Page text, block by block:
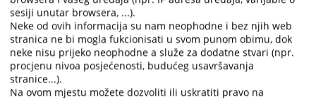
Odluka
119 PREGLEDA
sesiji unutar browsera, ...).
Neke od ovih informacija su nam neophodne i bez njih web
stranica ne bi mogla fukcionisati u svom punom obimu, dok
neke nisu prijeko neophodne a služe za dodatne stvari (npr.
procjenu nivoa posjećenosti, budućeg usavršavanja
stranice...).
Na ovom mjestu možete dozvoliti ili uskratiti pravo na